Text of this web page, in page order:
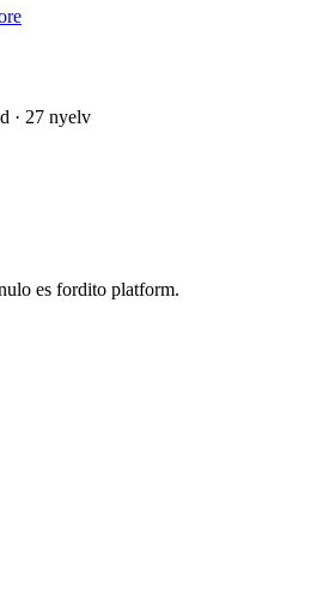
· 27 nyelv
es fordito platform.